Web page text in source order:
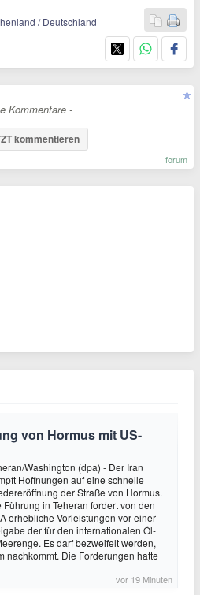
/ Deutschland
Kommentare -
kommentieren
forum
von Hormus mit US-
Washington (dpa) - Der Iran
Hoffnungen auf eine schnelle
der Straße von Hormus.
Führung in Teheran fordert von den
erhebliche Vorleistungen vor einer
der für den internationalen Öl-
Es darf bezweifelt werden,
nachkommt. Die Forderungen hatte
vor 19 Minuten